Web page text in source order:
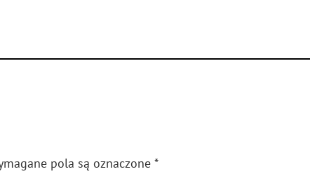
pola są oznaczone *